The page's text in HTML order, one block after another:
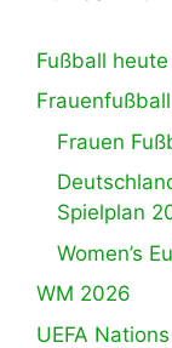
Fußball
Frauen
Spielplan
Women’s
WM 2026
UEFA